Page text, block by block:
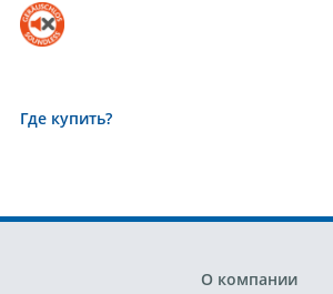
Где купить?
О компании